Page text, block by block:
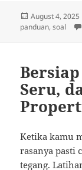
Posted
on
August 4, 2025
panduan,soal
Seru,
Ketika kamu
rasanya pasti
tegang.